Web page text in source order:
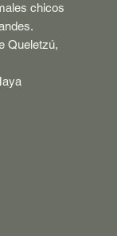
chicos
Queletzú,